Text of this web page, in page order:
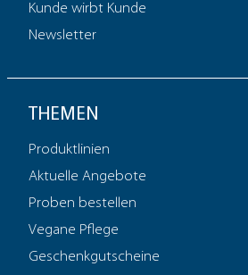
Kunde wirbt Kunde
Newsletter
THEMEN
Produktlinien
Aktuelle Angebote
Proben bestellen
Vegane Pflege
Geschenkgutscheine